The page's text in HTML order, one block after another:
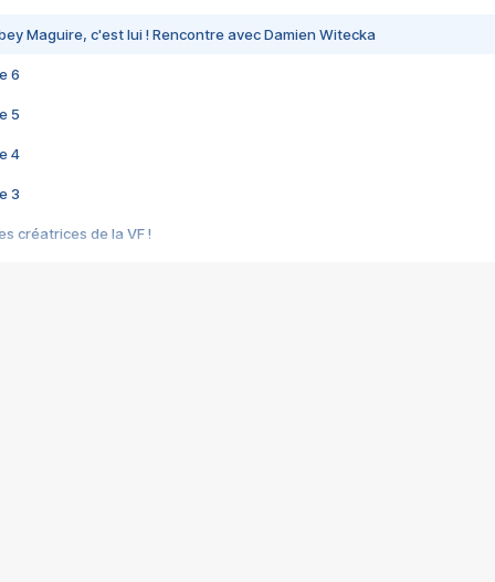
Maguire, c'est lui ! Rencontre avec Damien Witecka
6
5
4
3
créatrices de la VF !